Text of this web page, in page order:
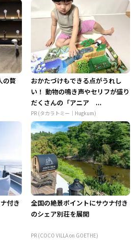
の贅
おかたづけもできる点がうれし
い！ 動物の鳴き声やセリフが盛り
だくさんの「アニア ...
PR (タカラトミー｜Hugkum)
付き
全国の絶景ポイントにサウナ付き
のシェア別荘を展開
PR (COCO VILLA on GOETHE)